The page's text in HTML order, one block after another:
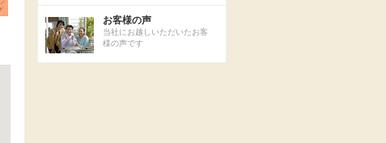
お客様の声
当社にお越しいただいたお客
様の声です